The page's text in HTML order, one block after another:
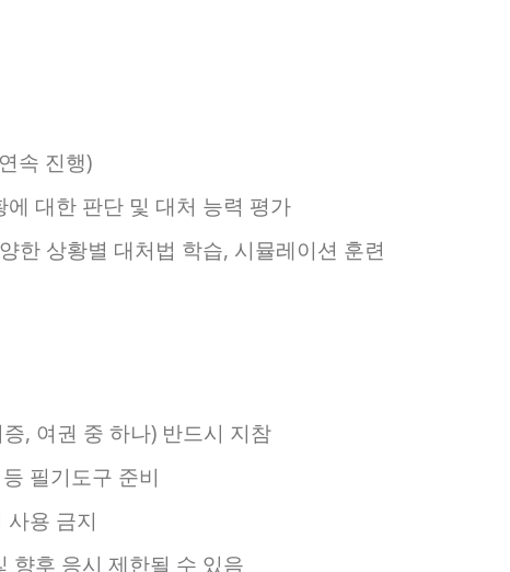
속 진행)
대한 판단 및 대처 능력 평가
한 상황별 대처법 학습, 시뮬레이션 훈련
, 여권 중 하나) 반드시 지참
필기도구 준비
용 금지
향후 응시 제한될 수 있음